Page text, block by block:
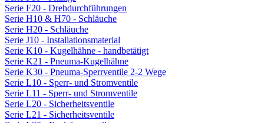
Serie F20 - Drehdurchführungen
Serie H10 & H70 - Schläuche
Serie H20 - Schläuche
Serie J10 - Installationsmaterial
Serie K10 - Kugelhähne - handbetätigt
Serie K21 - Pneuma-Kugelhähne
Serie K30 - Pneuma-Sperrventile 2-2 Wege
Serie L10 - Sperr- und Stromventile
Serie L11 - Sperr- und Stromventile
Serie L20 - Sicherheitsventile
Serie L21 - Sicherheitsventile